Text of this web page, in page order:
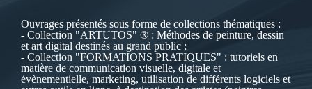
Ouvrages présentés sous forme de collections thématiques :
- Collection "ARTUTOS" ® : Méthodes de peinture, dessin
et art digital destinés au grand public ;
- Collection "FORMATIONS PRATIQUES" : tutoriels en
matière de communication visuelle, digitale et
évènementielle, marketing, utilisation de différents logiciels et